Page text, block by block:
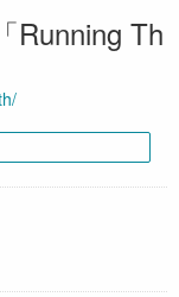
Running Th